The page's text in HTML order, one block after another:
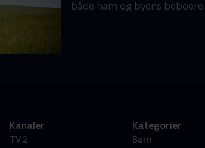
både ham og byens beboere.
Kanaler
TV 2
Kategorier
Børn